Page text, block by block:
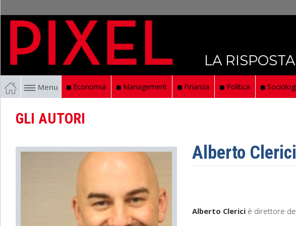
LA
Menu Economia Management Finanza Politica
GLI AUTORI
Alberto Clerici
Alberto Clerici è direttore